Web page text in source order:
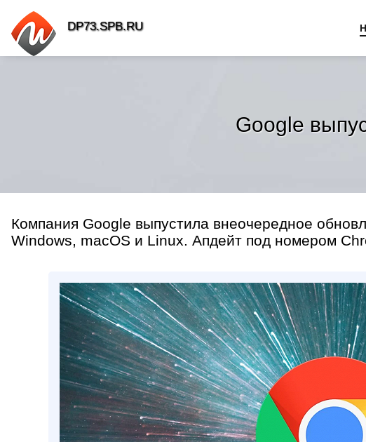
Google
Компания Google выпустила внеочередное
Windows, macOS и Linux. Апдейт под номером
DP73.SPB.RU